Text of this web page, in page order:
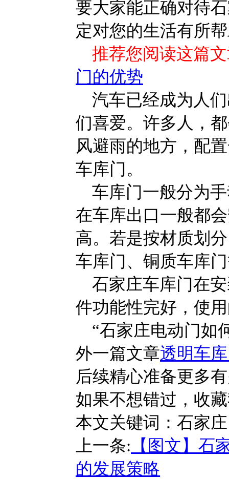
要大家能正确对待
定对您的生活有所
推荐您阅读这篇
门的优势
汽车已经成为人
们喜爱。许多人，
风避雨的地方，配
车库门。
车库门一般分为
在车库出口一般都
高。若是按材质划
车库门、铜质车库
石家庄车库门在
件功能性完好，使
“石家庄电动门如
外一篇文章透明车
后续精心准备更多
如果不想错过，收
本文关键词： 石家
上一条: 【图文】石
的发展策略